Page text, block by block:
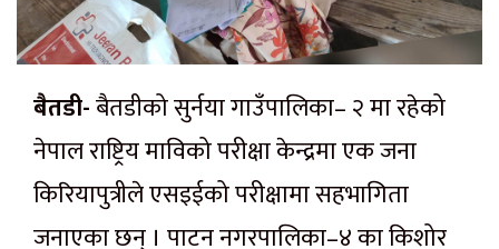
बैतडी-बैतडीको सुर्नया गाउँपालिका– २ मा रहेको
नेपाल राष्ट्रिय माविको परीक्षा केन्द्रमा एक जना
किरियापुत्रीले एसइईको परीक्षामा सहभागिता
जनाएका छन् । पाटन नगरपालिका–४ का किशोर